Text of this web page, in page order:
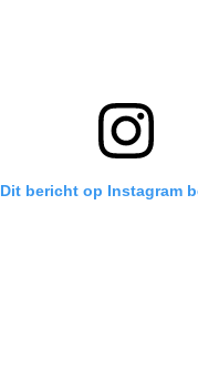
Dit bericht op Instagram